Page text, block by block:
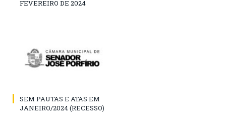
FEVEREIRO DE 2024
SEM PAUTAS E ATAS EM
JANEIRO/2024 (RECESSO)